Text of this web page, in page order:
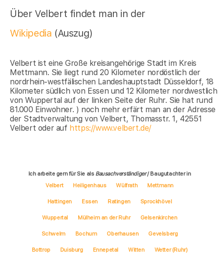
Über Velbert findet man in der
Wikipedia (Auszug)
Velbert ist eine Große kreisangehörige Stadt im Kreis
Mettmann. Sie liegt rund 20 Kilometer nordöstlich der
nordrhein-westfälischen Landeshauptstadt Düsseldorf, 18
Kilometer südlich von Essen und 12 Kilometer nordwestlich
von Wuppertal auf der linken Seite der Ruhr. Sie hat rund
81.000 Einwohner. ) noch mehr erfärt man an der Adresse
der Stadtverwaltung von Velbert, Thomasstr. 1, 42551
Velbert oder auf https://www.velbert.de/
Ich arbeite gern für Sie als Bausachverständiger/ Baugutachter in
Velbert
Heiligenhaus Wülfrath Mettmann
Hattingen Essen Ratingen Sprockhövel
Wuppertal Mülheim an der Ruhr Gelsenkirchen
Schwelm Bochum Oberhausen Gevelsberg
Bottrop Duisburg Ennepetal Witten Wetter (Ruhr)